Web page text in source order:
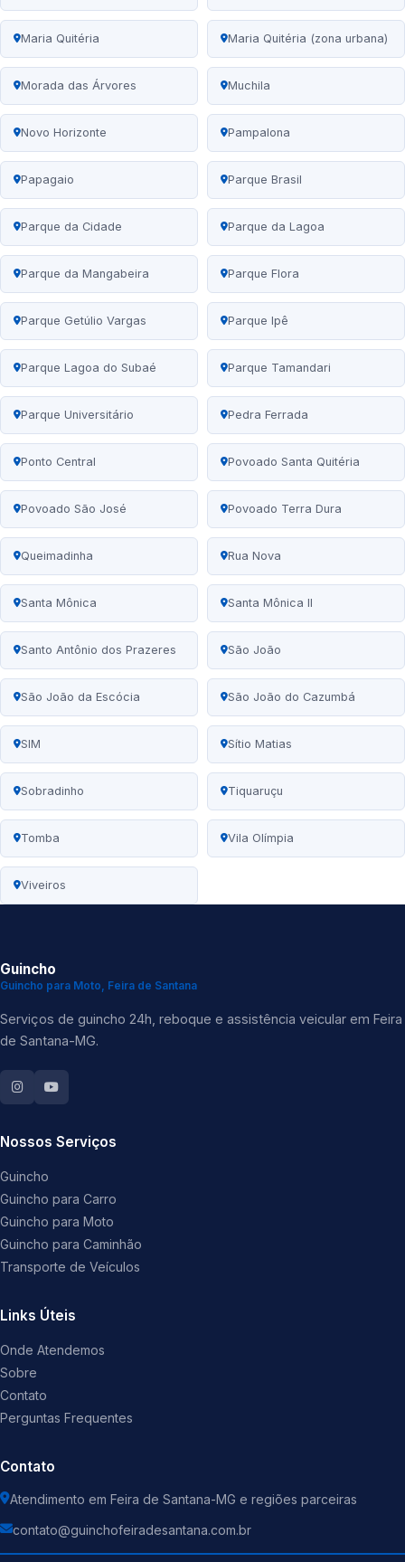
Maria Quitéria Maria Quitéria (zona urbana)
Morada das Árvores Muchila
Novo Horizonte Pampalona
Papagaio Parque Brasil
Parque da Cidade Parque da Lagoa
Parque da Mangabeira Parque Flora
Parque Getúlio Vargas Parque Ipê
Parque Lagoa do Subaé Parque Tamandari
Parque Universitário Pedra Ferrada
Ponto Central Povoado Santa Quitéria
Povoado São José Povoado Terra Dura
Queimadinha Rua Nova
Santa Mônica Santa Mônica II
Santo Antônio dos Prazeres São João
São João da Escócia São João do Cazumbá
SIM Sítio Matias
Sobradinho Tiquaruçu
Tomba Vila Olímpia
Viveiros
Guincho
Guincho para Moto, Feira de Santana
Serviços de guincho 24h, reboque e assistência veicular em Feira
de Santana-MG.
Nossos Serviços
Guincho
Guincho para Carro
Guincho para Moto
Guincho para Caminhão
Transporte de Veículos
Links Úteis
Onde Atendemos
Sobre
Contato
Perguntas Frequentes
Contato
Atendimento em Feira de Santana-MG e regiões parceiras
contato@guinchofeiradesantana.com.br